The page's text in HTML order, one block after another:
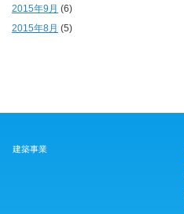
2015年9月 (6)
2015年8月 (5)
建築事業